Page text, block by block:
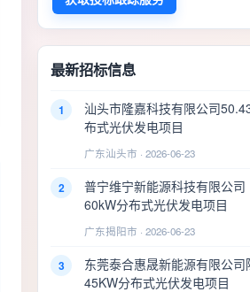
最新招标信息
1
汕头市隆嘉科技有限公司
布式光伏发电项目
广东汕头市 · 2026-06-23
2
普宁维宁新能源科技有限公司
60kW分布式光伏发电项目
广东揭阳市 · 2026-06-23
3
东莞泰合惠晟新能源有限公司
45KW分布式光伏发电项目